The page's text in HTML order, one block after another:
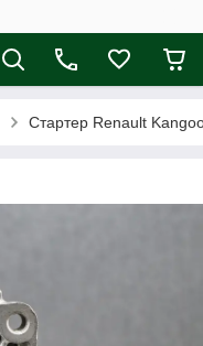
Стартер Renault